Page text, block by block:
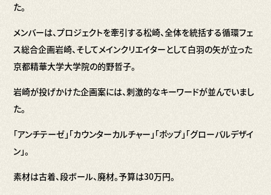
た。
メンバーは、プロジェクトを牽引する松崎、全体を統括する循環フェ
ス総合企画岩崎、そしてメインクリエイターとして白羽の矢が立った
京都精華大学大学院の的野哲子。
岩崎が投げかけた企画案には、刺激的なキーワードが並んでいまし
た。
「アンチテーゼ」「カウンターカルチャー」「ポップ」「グローバルデザイ
ン」。
素材は古着、段ボール、廃材。予算は30万円。